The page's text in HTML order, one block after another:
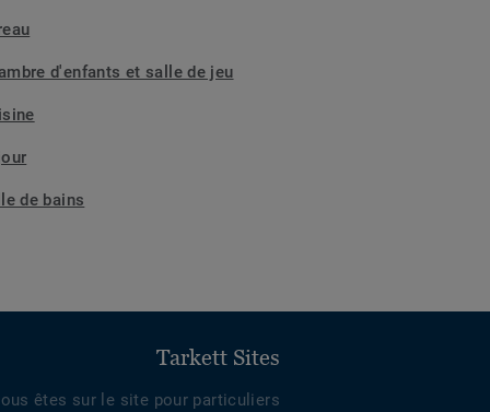
d'enfants et salle de jeu
de bains
Tarkett Sites
êtes sur le site pour particuliers